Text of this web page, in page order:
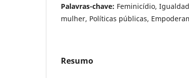
Palavras-chave: Feminicídio,
mulher, Políticas públicas,
Resumo